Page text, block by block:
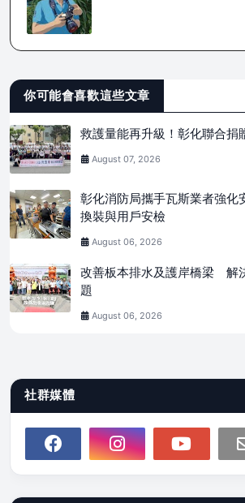
你可能會喜歡這些文章
救護量能再升級！彰化聯合捐
August 07, 2026
彰化消防局攜手瓦斯業者強
換裝與用戶安檢
August 06, 2026
改善板本排水及護岸橋梁 解
題
August 06, 2026
社群媒體